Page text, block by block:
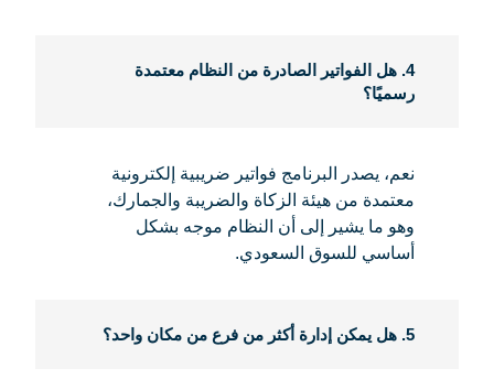
4. هل الفواتير الصادرة من النظام معتمدة
رسميًا؟
نعم، يصدر البرنامج فواتير ضريبية إلكترونية
معتمدة من هيئة الزكاة والضريبة والجمارك،
وهو ما يشير إلى أن النظام موجه بشكل
أساسي للسوق السعودي.
5. هل يمكن إدارة أكثر من فرع من مكان واحد؟